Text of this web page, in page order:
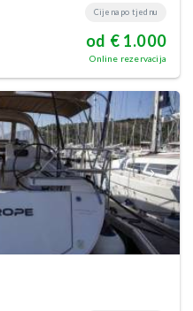
Cijena po tjednu
od € 1.000
Online rezervacija